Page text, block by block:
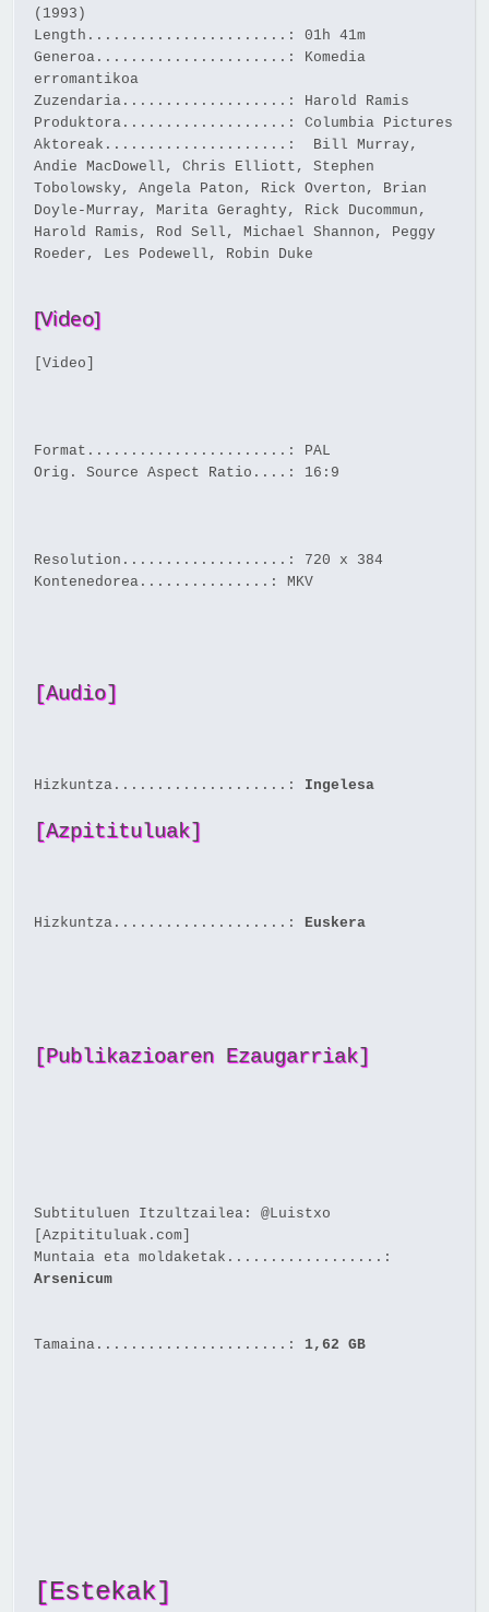
(1993)
Length.......................: 01h 41m
Generoa......................: Komedia
erromantikoa
Zuzendaria...................: Harold Ramis
Produktora...................: Columbia Pictures
Aktoreak.....................: Bill Murray,
Andie MacDowell, Chris Elliott, Stephen
Tobolowsky, Angela Paton, Rick Overton, Brian
Doyle-Murray, Marita Geraghty, Rick Ducommun,
Harold Ramis, Rod Sell, Michael Shannon, Peggy
Roeder, Les Podewell, Robin Duke
[Video]
[Video]
Format.......................: PAL
Orig. Source Aspect Ratio....: 16:9
Resolution...................: 720 x 384
Kontenedorea...............: MKV
[Audio]
Hizkuntza....................: Ingelesa
[Azpitituluak]
Hizkuntza....................: Euskera
[Publikazioaren Ezaugarriak]
Subtituluen Itzultzailea: @Luistxo
[Azpitituluak.com]
Muntaia eta moldaketak..................:
Arsenicum
Tamaina......................: 1,62 GB
[Estekak]